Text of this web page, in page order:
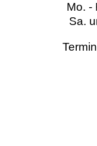
Mo. -
Sa.